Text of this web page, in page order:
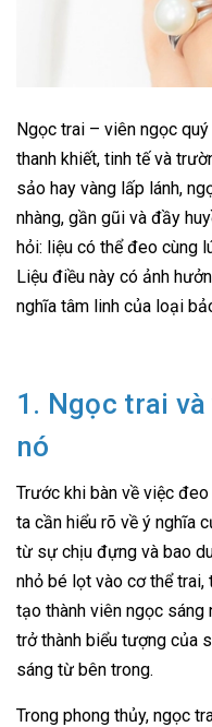
Ngọc trai – viên ngọc
thanh khiết, tinh tế và
sảo hay vàng lấp lánh,
nhàng, gần gũi và đầy
hỏi: liệu có thể đeo cùng
Liệu điều này có ảnh
nghĩa tâm linh của loại
1. Ngọc trai
nó
Trước khi bàn về việc
ta cần hiểu rõ về ý nghĩa
từ sự chịu đựng và bao
nhỏ bé lọt vào cơ thể
tạo thành viên ngọc sáng
trở thành biểu tượng của
sáng từ bên trong.
Trong phong thủy, ngọc